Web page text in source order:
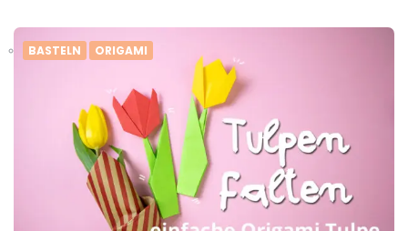
BASTELN ORIGAMI